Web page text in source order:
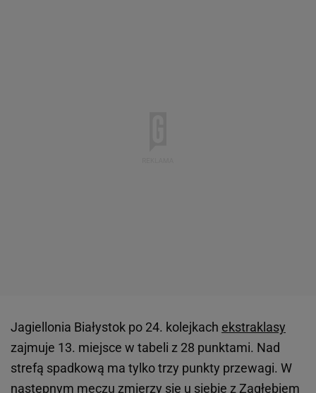
Jagiellonia Białystok po 24. kolejkach ekstraklasy
zajmuje 13. miejsce w tabeli z 28 punktami. Nad
strefą spadkową ma tylko trzy punkty przewagi. W
następnym meczu zmierzy się u siebie z Zagłębiem